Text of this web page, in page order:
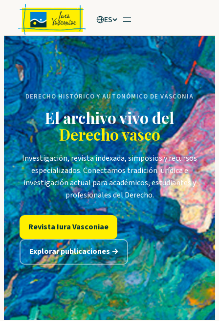
Saltar
contenido
ES
DERECHO HISTÓRICO Y AUTONÓMICO DE VASCONIA
El archivo vivo del
Derecho vasco
Investigación, revista indexada, simposios y recursos
especializados. Conectamos tradición jurídica e
investigación actual para académicos, estudiantes y
profesionales del Derecho.
Revista Iura Vasconiae
Explorar publicaciones →